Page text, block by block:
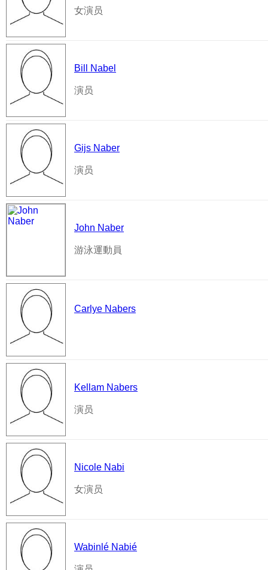
女演员
Bill Nabel
演员
Gijs Naber
演员
John Naber
游泳運動員
Carlye Nabers
Kellam Nabers
演员
Nicole Nabi
女演员
Wabinlé Nabié